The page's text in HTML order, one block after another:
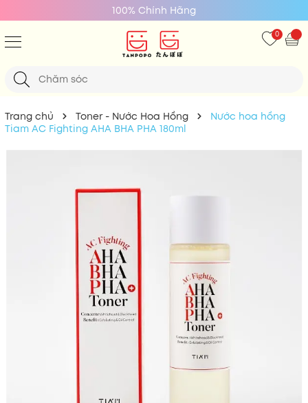
100% Chính Hãng
0
Trang chủ Toner - Nước Hoa Hồng
Nước hoa hồng
Tiam AC Fighting AHA BHA PHA 180ml